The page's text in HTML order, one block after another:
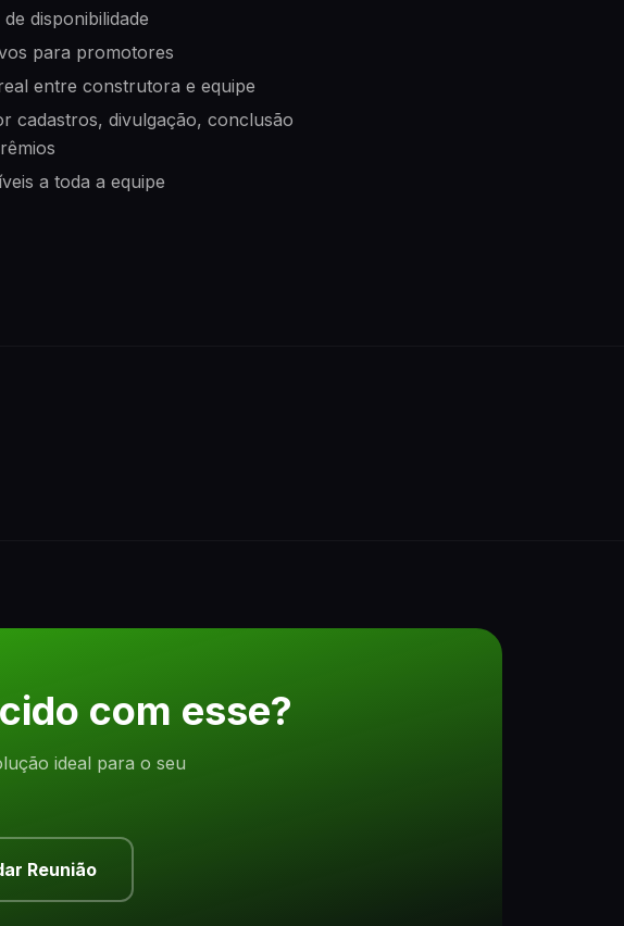
disponibilidade
para promotores
entre construtora e equipe
cadastros, divulgação, conclusão
a toda a equipe
com esse?
ideal para o seu
Reunião